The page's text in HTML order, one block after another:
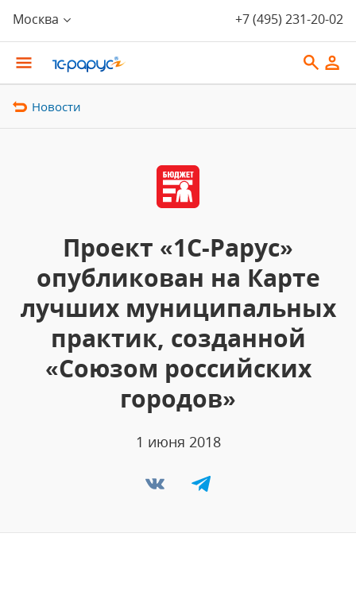
Москва +7 (495) 231-20-02
Новости
Проект «1С-Рарус»
опубликован на Карте
лучших муниципальных
практик, созданной
«Союзом российских
городов»
1 июня 2018